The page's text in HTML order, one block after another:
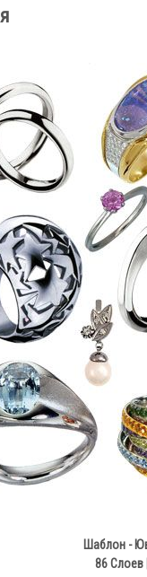
Шаблон -
86 Слоев